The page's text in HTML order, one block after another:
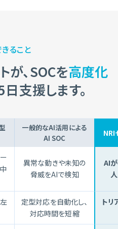
ること
が、SOCを高度化
支援します。
一般的なAI活用による
AI SOC
NRI
異常な動きや未知の
脅威をAIで検知
AI
定型対応を自動化し、
対応時間を短縮
トリ